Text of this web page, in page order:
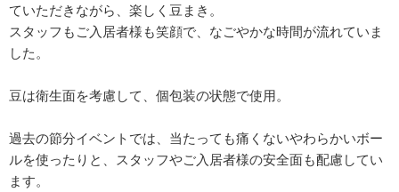
ていただきながら、楽しく豆まき。
スタッフもご入居者様も笑顔で、なごやかな時間が流れていま
した。
豆は衛生面を考慮して、個包装の状態で使用。
過去の節分イベントでは、当たっても痛くないやわらかいボー
ルを使ったりと、スタッフやご入居者様の安全面も配慮してい
ます。